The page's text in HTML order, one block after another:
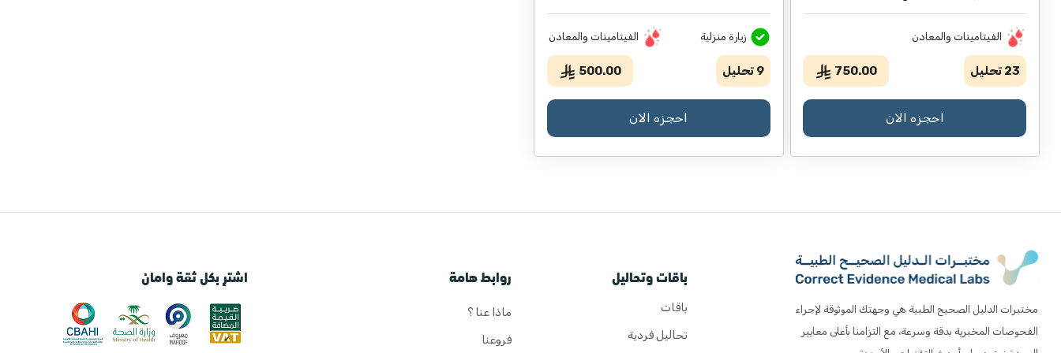
الفيتامينات والمعادن
23 تحليل 750.00
احجزه الان
زيارة منزلية الفيتامينات والمعادن
9 تحليل 500.00
احجزه الان
مختبرات الدليل الصحيح الطبية هي وجهتك الموثوقة لإجراء
الفحوصات المخبرية بدقة وسرعة، مع التزامنا بأعلى معايير
باقات وتحاليل
باقات
تحاليل فردية
روابط هامة
ماذا عنا ؟
فروعنا
اشترِ بكل ثقة وامان